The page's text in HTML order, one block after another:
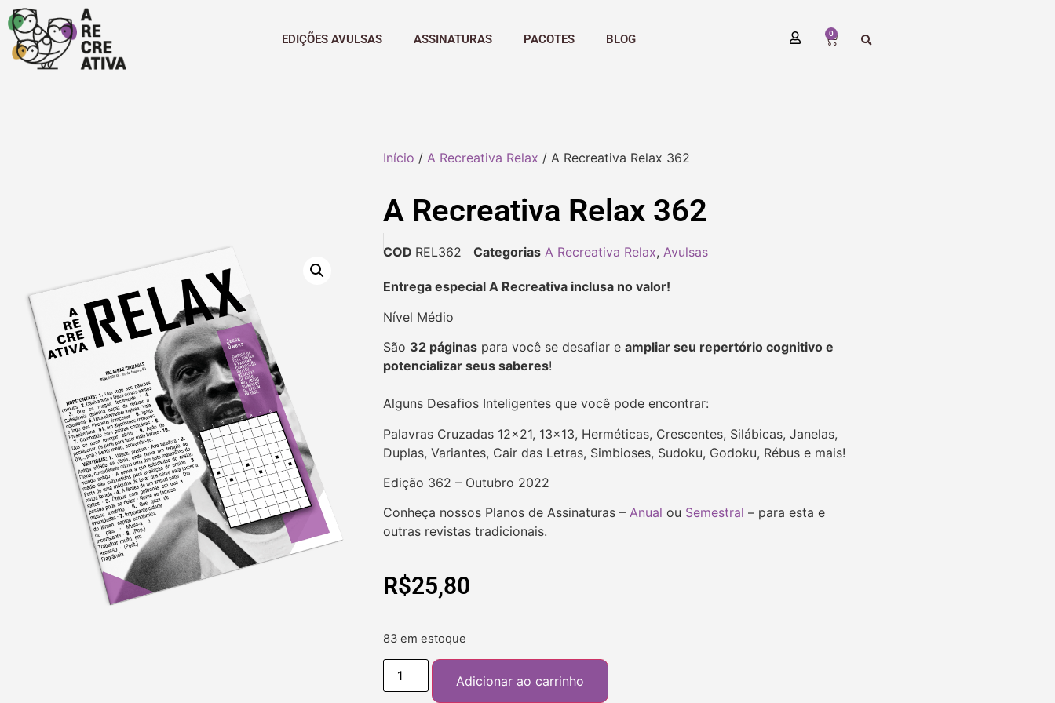
EDIÇÕES AVULSAS ASSINATURAS PACOTES BLOG 0
Início / A Recreativa Relax / A Recreativa Relax 362
A Recreativa Relax 362
COD REL362 Categorias A Recreativa Relax, Avulsas
Entrega especial A Recreativa inclusa no valor!
Nível Médio
São 32 páginas para você se desafiar e ampliar seu repertório cognitivo e
potencializar seus saberes!
Alguns Desafios Inteligentes que você pode encontrar:
Palavras Cruzadas 12×21, 13×13, Herméticas, Crescentes, Silábicas, Janelas,
Duplas, Variantes, Cair das Letras, Simbioses, Sudoku, Godoku, Rébus e mais!
Edição 362 – Outubro 2022
Conheça nossos Planos de Assinaturas – Anual ou Semestral – para esta e
outras revistas tradicionais.
R$25,80
83 em estoque
Adicionar ao carrinho